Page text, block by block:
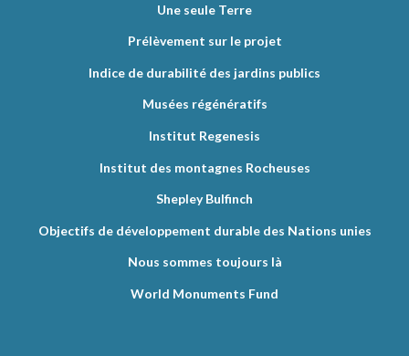
Une seule Terre
Prélèvement sur le projet
Indice de durabilité des jardins publics
Musées régénératifs
Institut Regenesis
Institut des montagnes Rocheuses
Shepley Bulfinch
Objectifs de développement durable des Nations unies
Nous sommes toujours là
World Monuments Fund